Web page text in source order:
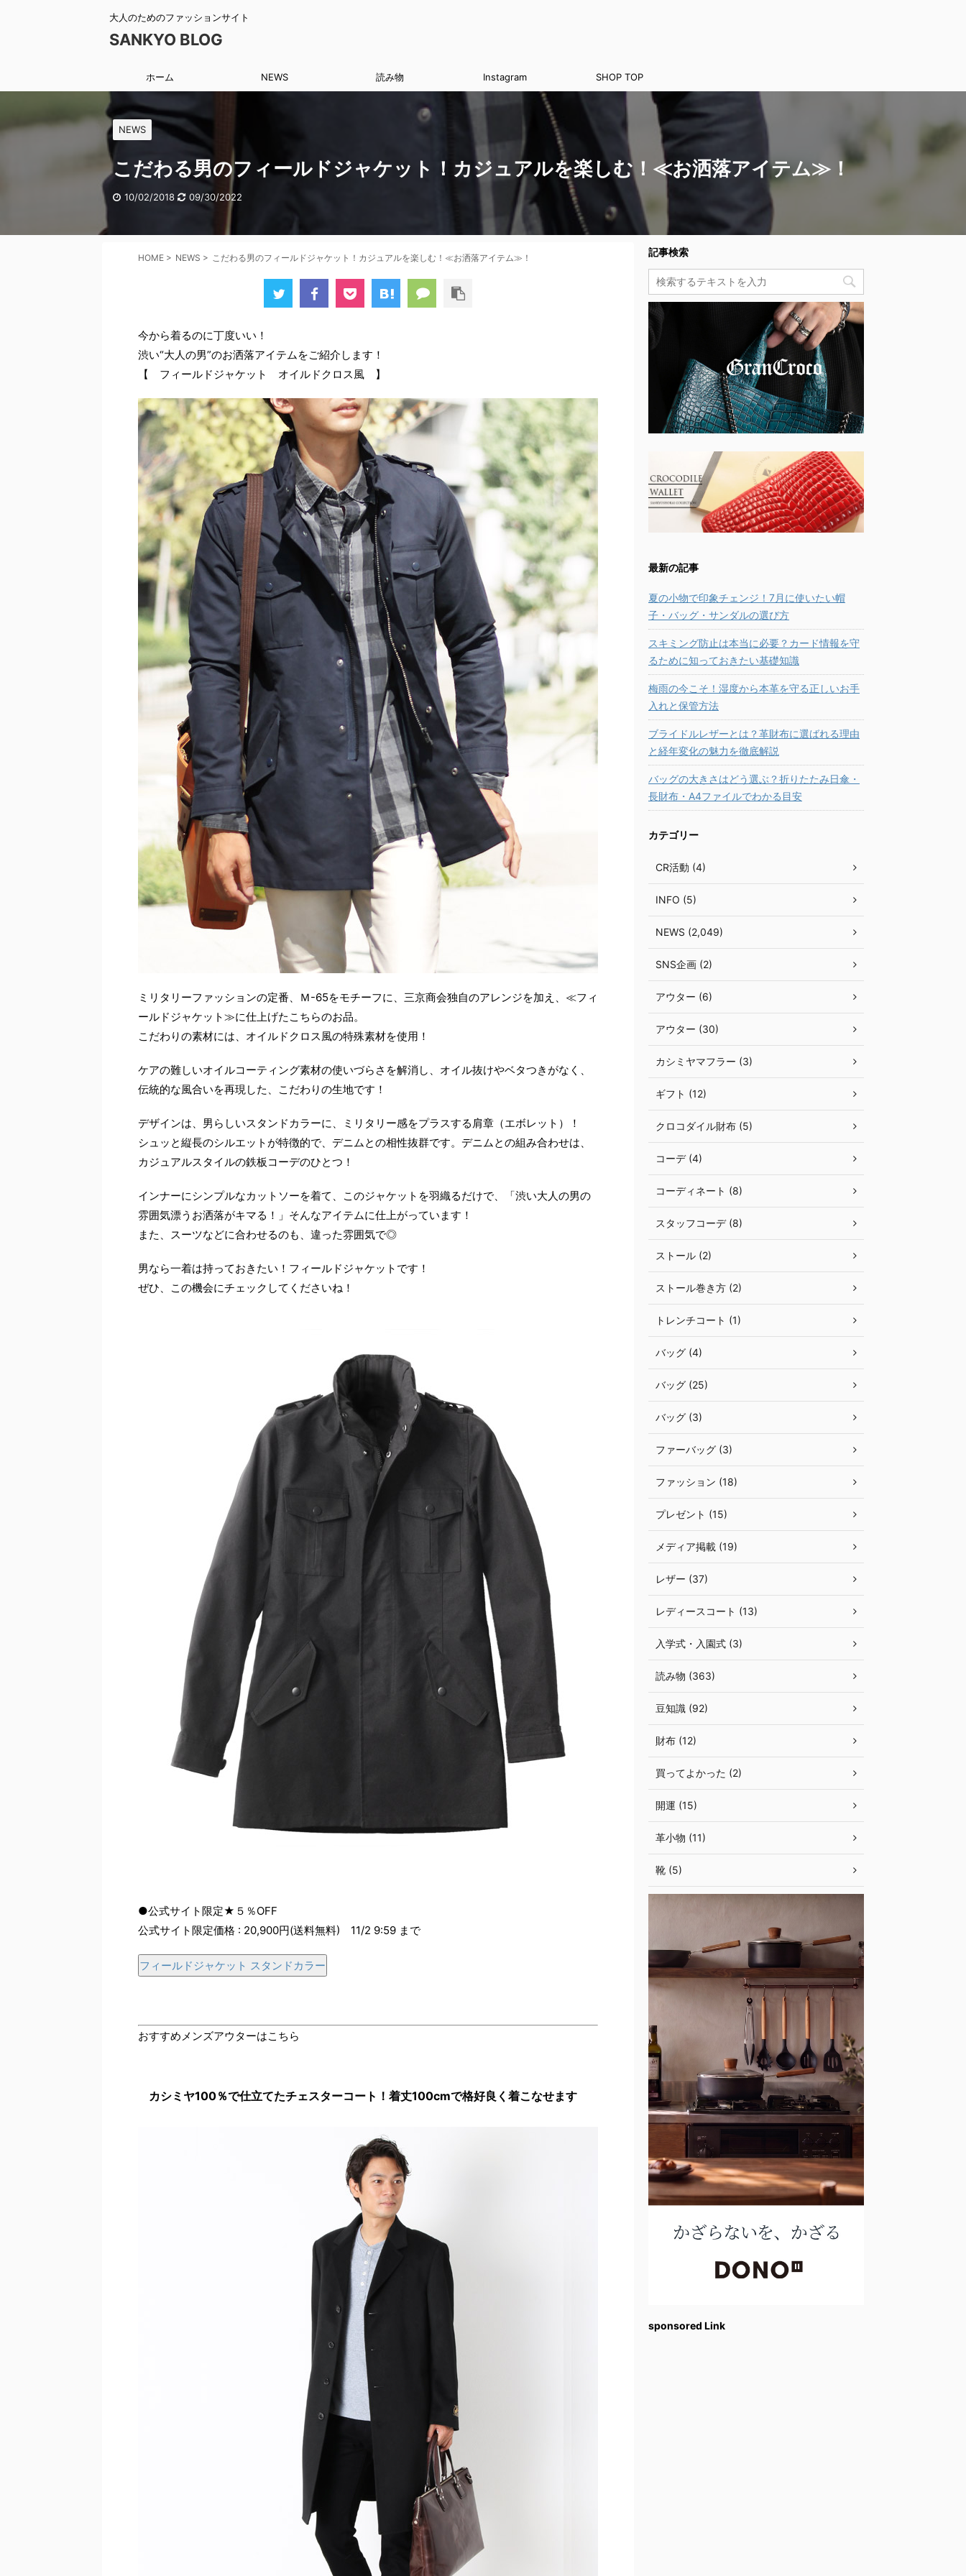
大人のためのファッションサイト
SANKYO BLOG
ホーム NEWS 読み物 Instagram SHOP TOP
NEWS
こだわる男のフィールドジャケット！カジュアルを楽しむ！≪お洒落アイテム≫！
10/02/2018 09/30/2022
HOME > NEWS > こだわる男のフィールドジャケット！カジュアルを楽しむ！≪お洒落アイテム≫！
今から着るのに丁度いい！
渋い“大人の男”のお洒落アイテムをご紹介します！
【 フィールドジャケット オイルドクロス風 】
ミリタリーファッションの定番、Ｍ-65をモチーフに、三京商会独自のアレンジを加え、≪フィ
ールドジャケット≫に仕上げたこちらのお品。
こだわりの素材には、オイルドクロス風の特殊素材を使用！
ケアの難しいオイルコーティング素材の使いづらさを解消し、オイル抜けやベタつきがなく、
伝統的な風合いを再現した、こだわりの生地です！
デザインは、男らしいスタンドカラーに、ミリタリー感をプラスする肩章（エボレット）！
シュッと縦長のシルエットが特徴的で、デニムとの相性抜群です。デニムとの組み合わせは、
カジュアルスタイルの鉄板コーデのひとつ！
インナーにシンプルなカットソーを着て、このジャケットを羽織るだけで、「渋い大人の男の
雰囲気漂うお洒落がキマる！」そんなアイテムに仕上がっています！
また、スーツなどに合わせるのも、違った雰囲気で◎
男なら一着は持っておきたい！フィールドジャケットです！
ぜひ、この機会にチェックしてくださいね！
●公式サイト限定★５％OFF
公式サイト限定価格 : 20,900円(送料無料) 11/2 9:59 まで
フィールドジャケット スタンドカラー
おすすめメンズアウターはこちら
カシミヤ100％で仕立てたチェスターコート！着丈100cmで格好良く着こなせます
記事検索
最新の記事
夏の小物で印象チェンジ！7月に使いたい帽
子・バッグ・サンダルの選び方
スキミング防止は本当に必要？カード情報を守
るために知っておきたい基礎知識
梅雨の今こそ！湿度から本革を守る正しいお手
入れと保管方法
ブライドルレザーとは？革財布に選ばれる理由
と経年変化の魅力を徹底解説
バッグの大きさはどう選ぶ？折りたたみ日傘・
長財布・A4ファイルでわかる目安
カテゴリー
CR活動 (4)
INFO (5)
NEWS (2,049)
SNS企画 (2)
アウター (6)
アウター (30)
カシミヤマフラー (3)
ギフト (12)
クロコダイル財布 (5)
コーデ (4)
コーディネート (8)
スタッフコーデ (8)
ストール (2)
ストール巻き方 (2)
トレンチコート (1)
バッグ (4)
バッグ (25)
バッグ (3)
ファーバッグ (3)
ファッション (18)
プレゼント (15)
メディア掲載 (19)
レザー (37)
レディースコート (13)
入学式・入園式 (3)
読み物 (363)
豆知識 (92)
財布 (12)
買ってよかった (2)
開運 (15)
革小物 (11)
靴 (5)
sponsored Link